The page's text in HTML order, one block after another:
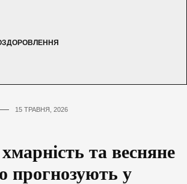
15 ТРАВНЯ, 2026
та весняне
прогнозують у